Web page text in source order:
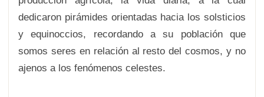
dedicaron pirámides orientadas hacia los solsticios
y equinoccios, recordando a su población que
somos seres en relación al resto del cosmos, y no
ajenos a los fenómenos celestes.